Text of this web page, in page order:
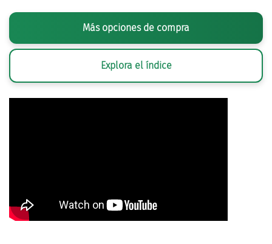
Más opciones de compra
Explora el índice